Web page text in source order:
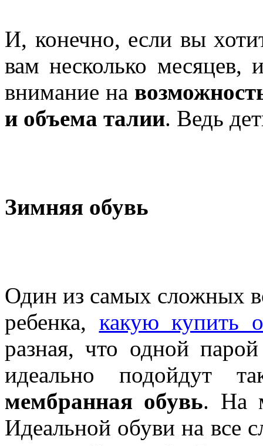
И, конечно, если вы
вам несколько месяцев,
внимание на
и объема талии. Ведь
Зимняя обувь
Один из самых сложных
ребенка, какую купить
разная, что одной
идеально подойдут
мембранная обувь. На
Идеальной обуви на все